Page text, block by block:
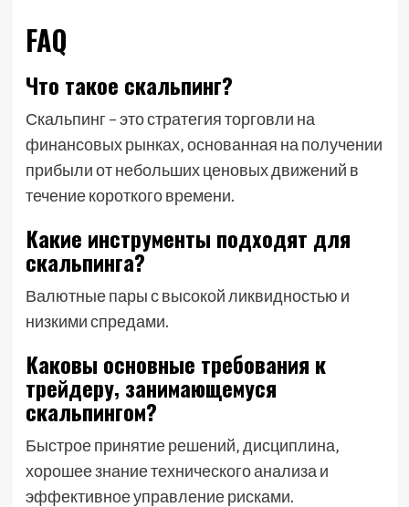
FAQ
Что такое скальпинг?
Скальпинг – это стратегия торговли на
финансовых рынках‚ основанная на получении
прибыли от небольших ценовых движений в
течение короткого времени.
Какие инструменты подходят для
скальпинга?
Валютные пары с высокой ликвидностью и
низкими спредами.
Каковы основные требования к
трейдеру‚ занимающемуся
скальпингом?
Быстрое принятие решений‚ дисциплина‚
хорошее знание технического анализа и
эффективное управление рисками.